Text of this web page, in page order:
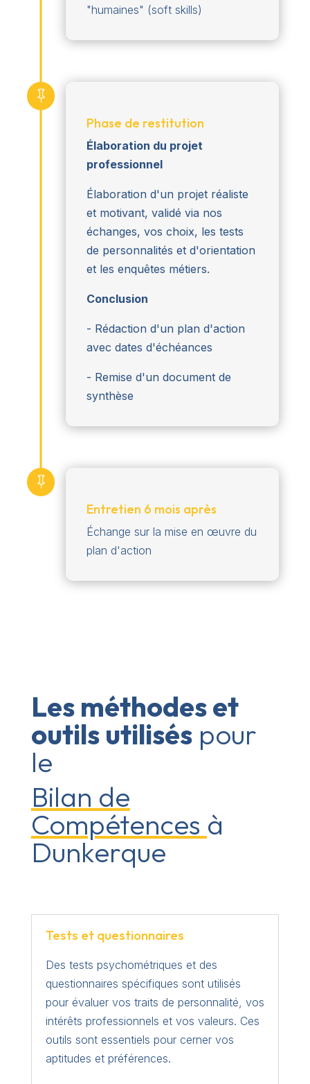
"humaines" (soft skills)
Phase de restitution
Élaboration du projet
professionnel
Élaboration d'un projet réaliste
et motivant, validé via nos
échanges, vos choix, les tests
de personnalités et d'orientation
et les enquêtes métiers.
Conclusion
- Rédaction d'un plan d'action
avec dates d'échéances
- Remise d'un document de
synthèse

Entretien 6 mois après
Échange sur la mise en œuvre du
plan d'action

Les méthodes et
outils utiliséspour
le
Bilan de
Compétences à
Dunkerque
Tests et questionnaires
Des tests psychométriques et des
questionnaires spécifiques sont utilisés
pour évaluer vos traits de personnalité, vos
intérêts professionnels et vos valeurs. Ces
outils sont essentiels pour cerner vos
aptitudes et préférences.